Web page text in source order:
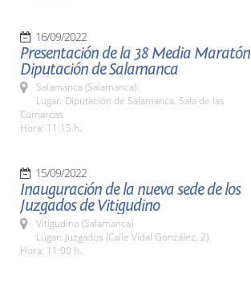
16/09/2022
Presentación de la 38 Media Maratón
Diputación de Salamanca
Salamanca (Salamanca)
Lugar: Diputación de Salamanca. Sala de las
Comarcas
Hora: 11:15 h.
15/09/2022
Inauguración de la nueva sede de los
Juzgados de Vitigudino
Vitigudino (Salamanca)
Lugar: Juzgados (Calle Vidal González, 2)
Hora: 11:00 h.